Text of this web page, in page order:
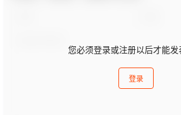
您必须登录或注册以后才能发
登录